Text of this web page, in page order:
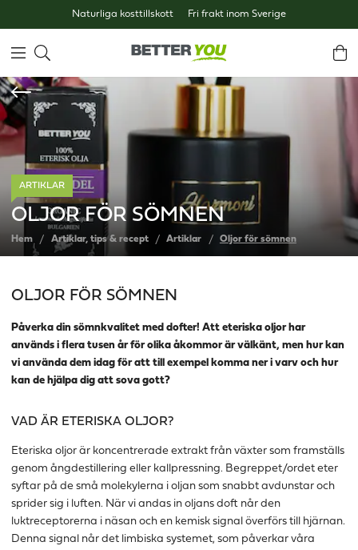
Naturliga kosttillskott Fri frakt inom Sverige
ARTIKLAR
OLJOR FÖR SÖMNEN
Hem Artiklar, tips & recept Artiklar Oljor för sömnen
OLJOR FÖR SÖMNEN
Påverka din sömnkvalitet med dofter! Att eteriska oljor har
används i flera tusen år för olika åkommor är välkänt, men hur kan
vi använda dem idag för att till exempel komma ner i varv och hur
kan de hjälpa dig att sova gott?
VAD ÄR ETERISKA OLJOR?
Eteriska oljor är koncentrerade extrakt från växter som framställs
genom ångdestillering eller kallpressning. Begreppet/ordet eter
syftar på de små molekylerna i oljan som snabbt avdunstar och
sprider sig i luften. När vi andas in oljans doft når den
luktreceptorerna i näsan och en kemisk signal överförs till hjärnan.
Denna signal når det limbiska systemet, som påverkar våra